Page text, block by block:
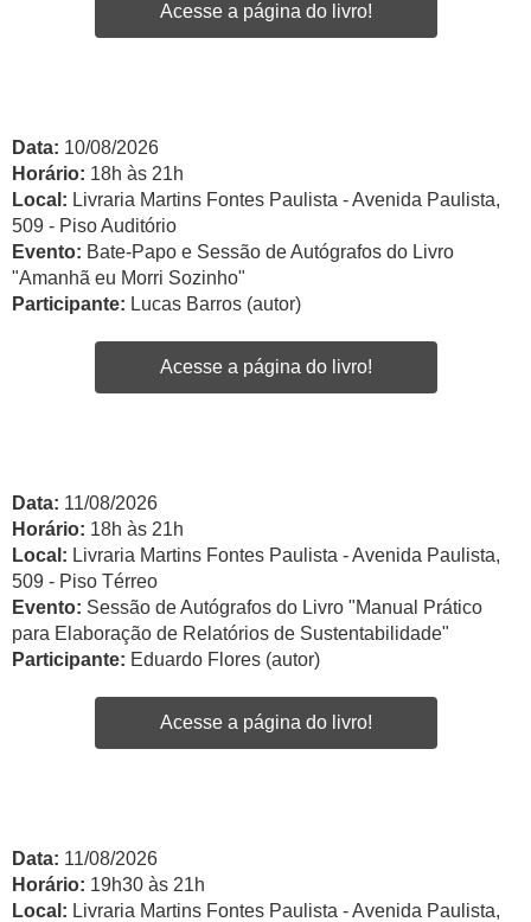
Acesse a página do livro!
Data: 10/08/2026
Horário: 18h às 21h
Local: Livraria Martins Fontes Paulista - Avenida Paulista,
509 - Piso Auditório
Evento: Bate-Papo e Sessão de Autógrafos do Livro
"Amanhã eu Morri Sozinho"
Participante: Lucas Barros (autor)
Acesse a página do livro!
Data: 11/08/2026
Horário: 18h às 21h
Local: Livraria Martins Fontes Paulista - Avenida Paulista,
509 - Piso Térreo
Evento: Sessão de Autógrafos do Livro "Manual Prático
para Elaboração de Relatórios de Sustentabilidade"
Participante: Eduardo Flores (autor)
Acesse a página do livro!
Data: 11/08/2026
Horário: 19h30 às 21h
Local: Livraria Martins Fontes Paulista - Avenida Paulista,